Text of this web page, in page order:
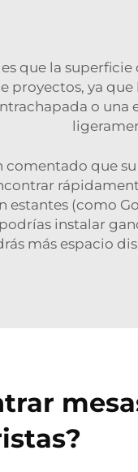
que la superficie
proyectos, ya
o una
que
(como
instalar
más espacio